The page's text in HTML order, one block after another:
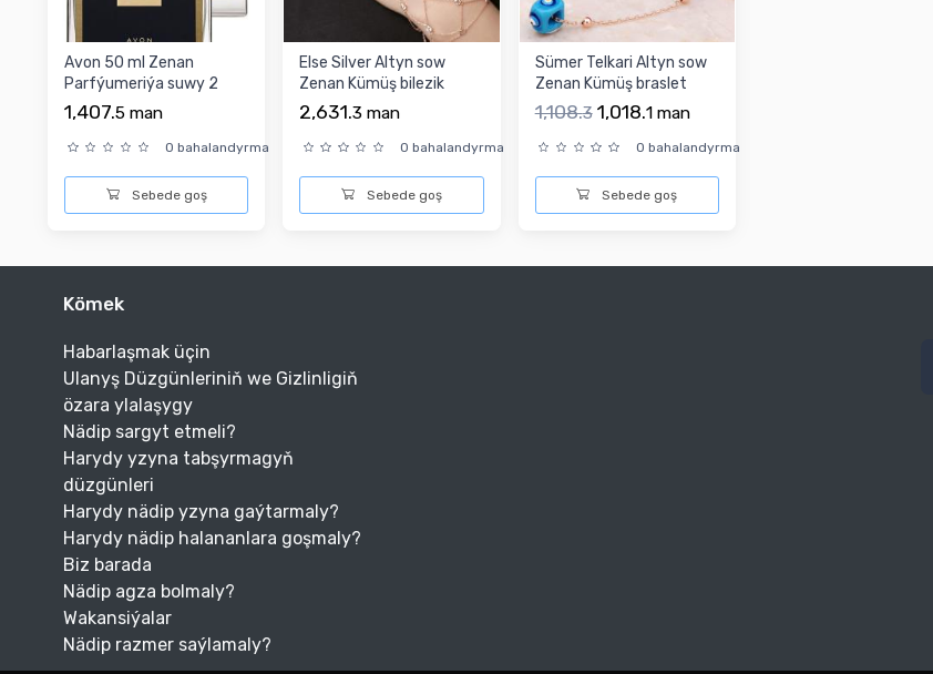
Avon 50 ml Zenan
Parfýumeriýa suwy 2
sany
1,407.5 man
0 bahalandyrma
Sebede goş
Else Silver Altyn sow
Zenan Kümüş bilezik
2,631.3 man
0 bahalandyrma
Sebede goş
Sümer Telkari Altyn sow
Zenan Kümüş braslet
1,108.3 1,018.1 man
0 bahalandyrma
Sebede goş
Kömek
Habarlaşmak üçin
Ulanyş Düzgünleriniň we Gizlinligiň
özara ylalaşygy
Nädip sargyt etmeli?
Harydy yzyna tabşyrmagyň
düzgünleri
Harydy nädip yzyna gaýtarmaly?
Harydy nädip halananlara goşmaly?
Biz barada
Nädip agza bolmaly?
Wakansiýalar
Nädip razmer saýlamaly?